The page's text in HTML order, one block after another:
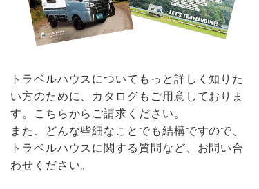
トラベルハウスについてもっと詳しく知りた
い方のために、カタログもご用意しておりま
す。こちらからご請求ください。
また、どんな些細なことでも結構ですので、
トラベルハウスに関する質問など、お問い合
わせください。